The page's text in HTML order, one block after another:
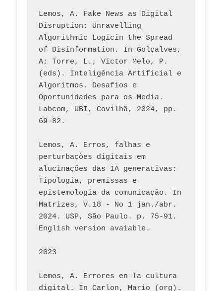
Lemos, A. Fake News as Digital
Disruption: Unravelling
Algorithmic Logicin the Spread
of Disinformation. In Golçalves,
A; Torre, L., Victor Melo, P.
(eds). Inteligência Artificial e
Algoritmos. Desafios e
Oportunidades para os Media.
Labcom, UBI, Covilhã, 2024, pp.
69-82.
Lemos, A. Erros, falhas e
perturbações digitais em
alucinações das IA generativas:
Tipologia, premissas e
epistemologia da comunicação. In
Matrizes, V.18 - No 1 jan./abr.
2024. USP, São Paulo. p. 75-91.
English version avaiable.
2023
Lemos, A. Errores en la cultura